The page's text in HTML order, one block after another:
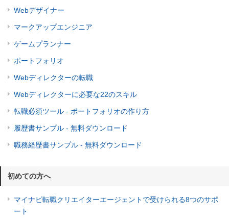
Webデザイナー
マークアップエンジニア
ゲームプランナー
ポートフォリオ
Webディレクターの転職
Webディレクターに必要な22のスキル
転職必須ツール - ポートフォリオの作り方
履歴書サンプル - 無料ダウンロード
職務経歴書サンプル - 無料ダウンロード
初めての方へ
マイナビ転職クリエイターエージェントで受けられる8つのサポ
ート